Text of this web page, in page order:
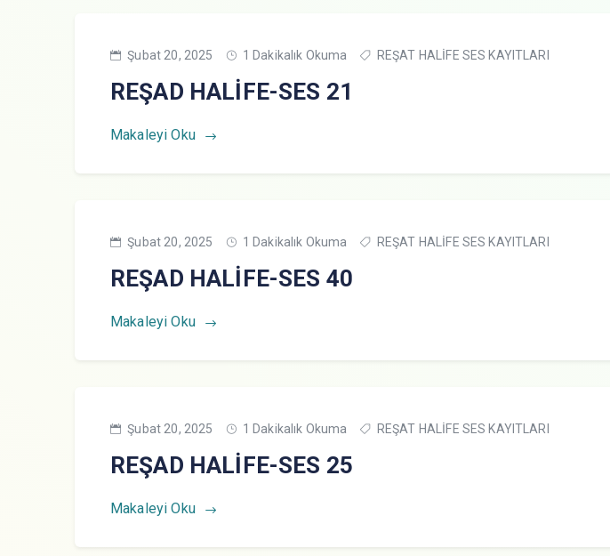
Şubat 20, 2025 1 Dakikalık Okuma REŞAT HALİFE SES KAYITLARI
REŞAD HALİFE-SES 21
Makaleyi Oku
Şubat 20, 2025 1 Dakikalık Okuma REŞAT HALİFE SES KAYITLARI
REŞAD HALİFE-SES 40
Makaleyi Oku
Şubat 20, 2025 1 Dakikalık Okuma REŞAT HALİFE SES KAYITLARI
REŞAD HALİFE-SES 25
Makaleyi Oku